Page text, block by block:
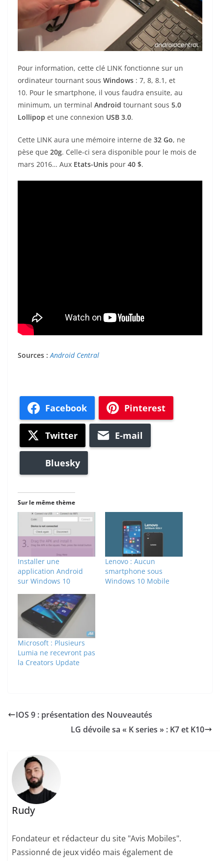
Pour information, cette clé LINK fonctionne sur un
ordinateur tournant sous Windows : 7, 8, 8.1, et
10. Pour le smartphone, il vous faudra ensuite, au
minimum, un terminal Android tournant sous 5.0
Lollipop et une connexion USB 3.0.
Cette LINK aura une mémoire interne de 32 Go, ne
pèse que 20g. Celle-ci sera disponible pour le mois de
mars 2016… Aux Etats-Unis pour 40 $.
Sources : Android Central
Facebook Pinterest
Twitter E-mail
Bluesky
Sur le même thème
Installer une
application Android
sur Windows 10
Lenovo : Aucun
smartphone sous
Windows 10 Mobile
Microsoft : Plusieurs
Lumia ne recevront pas
la Creators Update
IOS 9 : présentation des Nouveautés
LG dévoile sa « K series » : K7 et K10
Rudy
Fondateur et rédacteur du site "Avis Mobiles".
Passionné de jeux vidéo mais également de